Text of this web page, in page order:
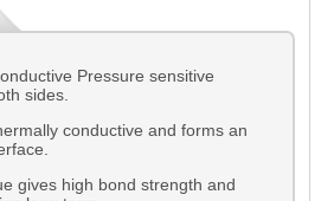
Pressure sensitive
sides.
conductive and forms an
gives high bond strength and